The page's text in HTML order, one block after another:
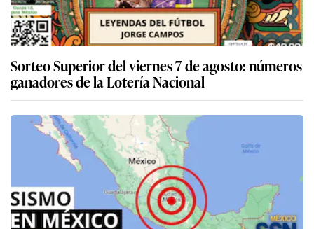
Sorteo Superior del viernes 7 de agosto: números
ganadores de la Lotería Nacional